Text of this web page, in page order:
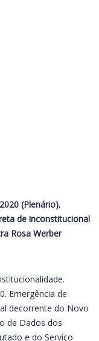
(Plenário).
de inconstitucional
Rosa Werber
Emergência de
decorrente do Novo
de Dados dos
e do Serviço